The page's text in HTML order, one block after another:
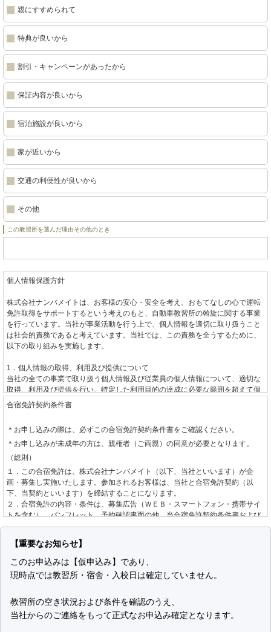
親にすすめられて
特典が良いから
割引・キャンペーンがあったから
保証内容が良いから
宿泊施設が良いから
家が近いから
交通の利便性が良いから
その他
この教習所を選んだ理由その他のとき
個人情報保護方針
株式会社ナンバメイトは、お客様の安心・安全を考え、おもてなしの心で運転
免許取得をサポートするという考えのもと、自動車教習所の斡旋に関する事業
を行っています。当社が事業活動を行う上で、個人情報を適切に取り扱うこと
は社会的責務であると考えています。当社では、この責務を全うするために、
以下の取り組みを実施します。
1．個人情報の取得、利用及び提供について
当社の全ての事業で取り扱う個人情報及び従業員の個人情報について、適切な
取得、利用及び提供を行い、特定した利用目的の達成に必要な範囲を超えて個
人情報を取り扱うことはありません。利用目的を超えて個人情報の取り扱いを
2．個人情報に関する法令や指針、規範について
個人情報に関する法令・国が定める指針その他の規範を守ります。
3．個人情報の安全管理について
個人情報への不正アクセスや、個人情報の漏えい、紛失、破壊、改ざん等に対
して、合理的な防止並びに是正措置を行います。
4．個人情報に関する苦情及び相談について
5．個人情報保護の取り組み（個人情報保護マネジメントシステム）について
す。
制定日 2001年6月1日
株式会社ナンバメイト
代表取締役 時野 学
合宿免許契約条件書
＊お申し込みの際は、必ずこの合宿免許契約条件書をご確認ください。
＊お申し込みが未成年の方は、親権者（ご両親）の同意が必要となります。
（総則）
１．この合宿免許は、株式会社ナンバメイト（以下、当社といいます）が企
画・募集し実施いたします。参加されるお客様は、当社と合宿免許契約（以
下、当契約といいます）を締結することになります。
２．合宿免許の内容・条件は、募集広告（ＷＥＢ・スマートフォン・携帯サイ
トを含む）、パンフレット、予約確認書面の他、当合宿免許契約条件書および
標準旅行業約款募集企画旅行契約の部によります。
（お申し込みとご契約の成立）
の希望を承り、道路交通法、自動車教習所個別規約、空席状況を確認し、当社
が手配を承諾する旨をお客様へ回答した後、お客様からお申し込みをいただき
ただきます。
２．お申し込み後、当社が指定する期日までにお客様が申込金または教習料金
全額をお支払いいただいた場合に当契約の成立として取り扱います。「お客様
【重要なお知らせ】
このお申込みは【仮申込み】であり、
現時点では教習所・宿舎・入校日は確定していません。
教習所の空き状況および条件を確認のうえ、
当社からのご連絡をもって正式なお申込み確定となります。